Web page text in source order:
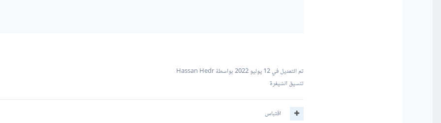
تم التعديل في12 يوليو 2022
بواسطة Hassan Hedr
تنسيق الشيفرة
اقتباس